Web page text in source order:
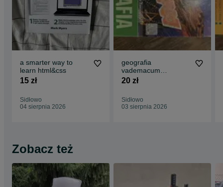
a smarter way to
learn html&css
15 zł
Sidłowo
04 sierpnia 2026
geografia
vademacum
maturalne operon
20 zł
Sidłowo
03 sierpnia 2026
Zobacz też